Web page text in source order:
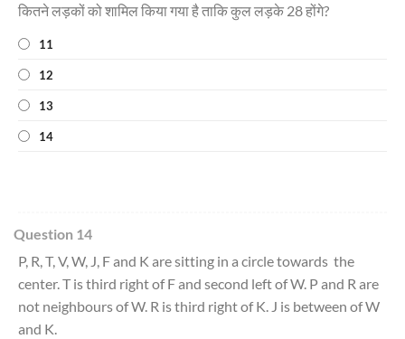
कितने लड़कों को शामिल किया गया है ताकि कुल लड़के 28 होंगे?
11
12
13
14
Question 14
P, R, T, V, W, J, F and K are sitting in a circle towards the
center. T is third right of F and second left of W. P and R are
not neighbours of W. R is third right of K. J is between of W
and K.